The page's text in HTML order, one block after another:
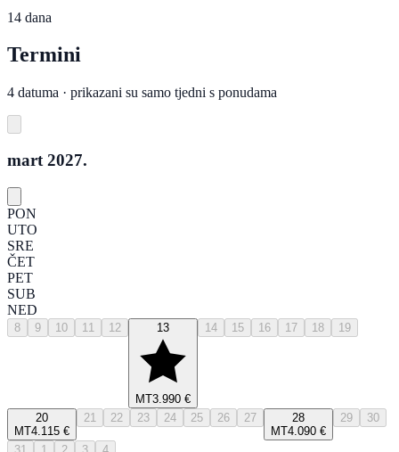
14 dana
Termini
4 datuma · prikazani su samo tjedni s ponudama
mart 2027.
PON
UTO
SRE
ČET
PET
SUB
NED
8 9 10 11 12 13
MT3.990 €
14 15 16 17 18 19
20
MT4.115 €
21 22 23 24 25 26 27
28
MT4.090 €
29 30